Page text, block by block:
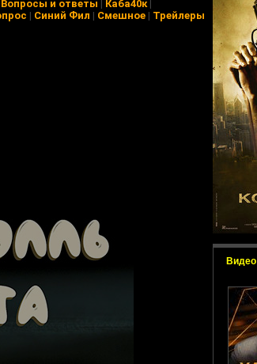
Видео
Вопросы и ответы | Каба40к|
| Синий Фил | Смешное | Трейлеры